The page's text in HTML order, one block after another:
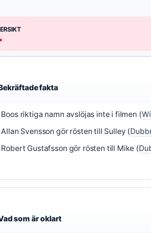
fakta
Boos riktiga namn avslöjas inte i filmen (
Allan Svensson gör rösten till Sulley (
Robert Gustafsson gör rösten till Mike (
som är oklart